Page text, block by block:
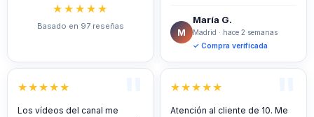
★★★★★
Basado en 97 reseñas
M
María G.
Madrid · hace 2 semanas
✓ Compra verificada
★★★★★
Los vídeos del canal me
★★★★★
Atención al cliente de 10. Me